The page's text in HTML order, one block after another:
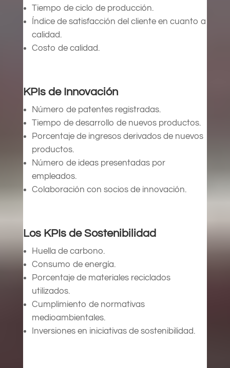
Tiempo de ciclo de producción.
Índice de satisfacción del cliente en cuanto a
calidad.
Costo de calidad.
KPIs de Innovación
Número de patentes registradas.
Tiempo de desarrollo de nuevos productos.
Porcentaje de ingresos derivados de nuevos
productos.
Número de ideas presentadas por
empleados.
Colaboración con socios de innovación.
Los KPIs de Sostenibilidad
Huella de carbono.
Consumo de energía.
Porcentaje de materiales reciclados
utilizados.
Cumplimiento de normativas
medioambientales.
Inversiones en iniciativas de sostenibilidad.